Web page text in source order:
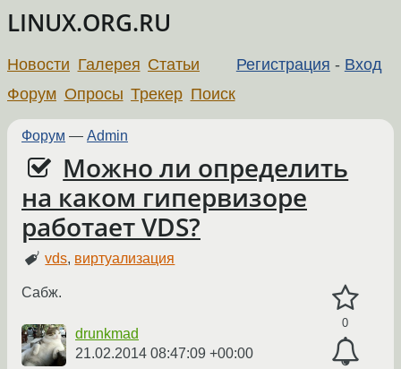
LINUX.ORG.RU
Регистрация - Вход
Новости Галерея Статьи
Форум Опросы Трекер Поиск
Форум — Admin
Можно ли определить
на каком гипервизоре
работает VDS?
vds, виртуализация
0
Сабж.
drunkmad
21.02.2014 08:47:09 +00:00